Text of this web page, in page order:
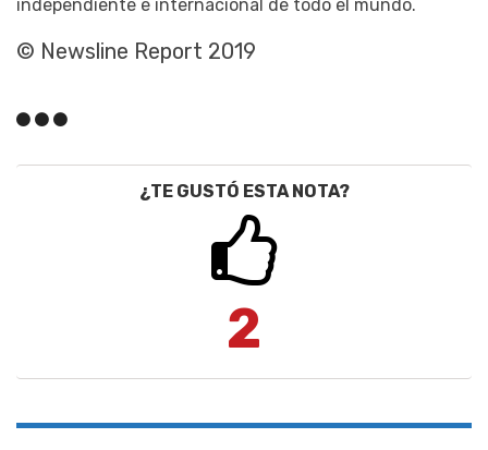
independiente e internacional de todo el mundo.
© Newsline Report 2019
¿TE GUSTÓ ESTA NOTA?
2